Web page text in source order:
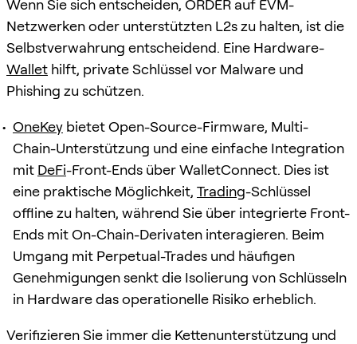
Wenn Sie sich entscheiden, ORDER auf EVM-
Netzwerken oder unterstützten L2s zu halten, ist die
Selbstverwahrung entscheidend. Eine Hardware-
Wallet hilft, private Schlüssel vor Malware und
Phishing zu schützen.
OneKey bietet Open-Source-Firmware, Multi-
Chain-Unterstützung und eine einfache Integration
mit DeFi-Front-Ends über WalletConnect. Dies ist
eine praktische Möglichkeit, Trading-Schlüssel
offline zu halten, während Sie über integrierte Front-
Ends mit On-Chain-Derivaten interagieren. Beim
Umgang mit Perpetual-Trades und häufigen
Genehmigungen senkt die Isolierung von Schlüsseln
in Hardware das operationelle Risiko erheblich.
Verifizieren Sie immer die Kettenunterstützung und